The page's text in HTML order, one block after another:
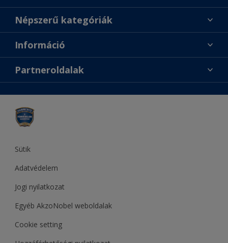
Találj egy színt
Üzlet keresése
Oldaltérkép
Népszerű kategóriák
Festési tanácsok
Inspiráció
Termékek
Információ
Színpontosság
Hozzáférhetőség
Partneroldalak
Dulux
Supralux
Sütik
Adatvédelem
Jogi nyilatkozat
Egyéb AkzoNobel weboldalak
Cookie setting